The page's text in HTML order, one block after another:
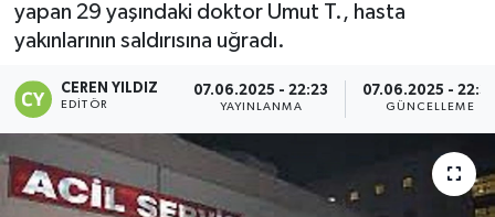
yapan 29 yaşındaki doktor Umut T., hasta
yakınlarının saldırısına uğradı.
CEREN YILDIZ
EDITÖR
07.06.2025 - 22:23
YAYINLANMA
07.06.2025 -
GÜNCELLEME
Kpss - Sınav